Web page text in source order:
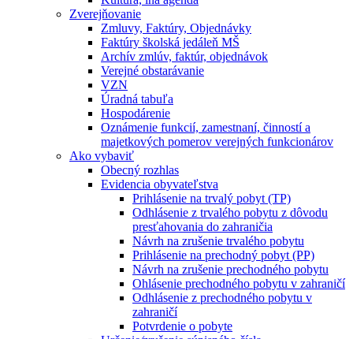
Zverejňovanie
Zmluvy, Faktúry, Objednávky
Faktúry školská jedáleň MŠ
Archív zmlúv, faktúr, objednávok
Verejné obstarávanie
VZN
Úradná tabuľa
Hospodárenie
Oznámenie funkcií, zamestnaní, činností a
majetkových pomerov verejných funkcionárov
Ako vybaviť
Obecný rozhlas
Evidencia obyvateľstva
Prihlásenie na trvalý pobyt (TP)
Odhlásenie z trvalého pobytu z dôvodu
presťahovania do zahraničia
Návrh na zrušenie trvalého pobytu
Prihlásenie na prechodný pobyt (PP)
Návrh na zrušenie prechodného pobytu
Ohlásenie prechodného pobytu v zahraničí
Odhlásenie z prechodného pobytu v
zahraničí
Potvrdenie o pobyte